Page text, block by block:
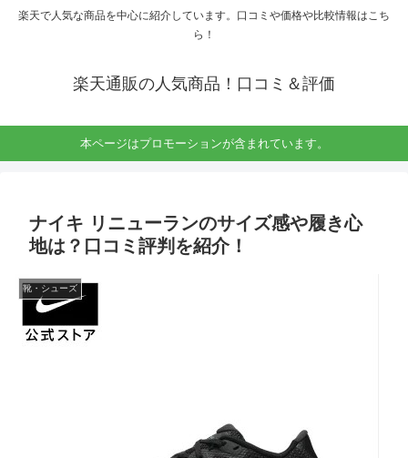
楽天で人気な商品を中心に紹介しています。口コミや価格や比較情報はこち
ら！
楽天通販の人気商品！口コミ＆評価
本ページはプロモーションが含まれています。
ナイキ リニューランのサイズ感や履き心
地は？口コミ評判を紹介！
靴・シューズ